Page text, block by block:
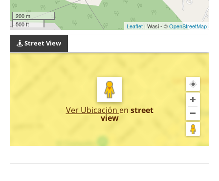
200 m
500 ft
Leaflet | Wasi - ©OpenStreetMap
Street View
Ver Ubicación en street
view